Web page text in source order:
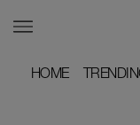
HOME
HOME